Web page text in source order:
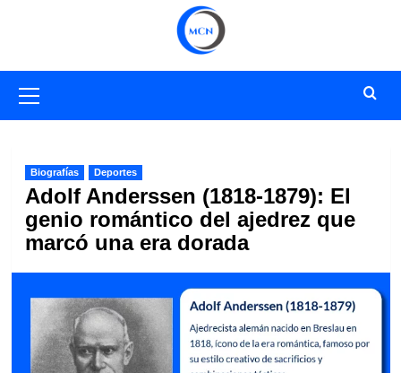
primario
Biografías Deportes
Adolf Anderssen (1818-1879): El
genio romántico del ajedrez que
marcó una era dorada